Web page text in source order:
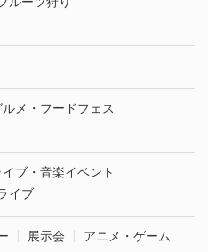
ルメ・フードフェス
イブ・音楽イベント
イブ
展示会 アニメ・ゲーム